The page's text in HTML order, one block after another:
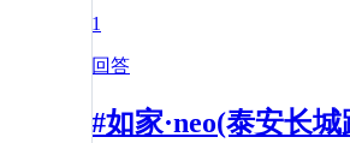
1
回答
#如家·neo(泰安长